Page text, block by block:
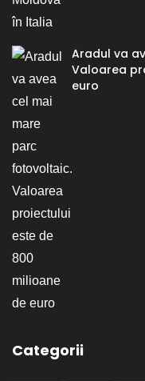
Aradul va
Valoarea
euro
Categorii